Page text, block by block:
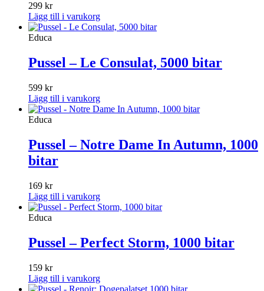
299 kr
Lägg till i varukorg
Educa
Pussel – Le Consulat, 5000 bitar
599 kr
Lägg till i varukorg
Educa
Pussel – Notre Dame In Autumn, 1000
bitar
169 kr
Lägg till i varukorg
Educa
Pussel – Perfect Storm, 1000 bitar
159 kr
Lägg till i varukorg